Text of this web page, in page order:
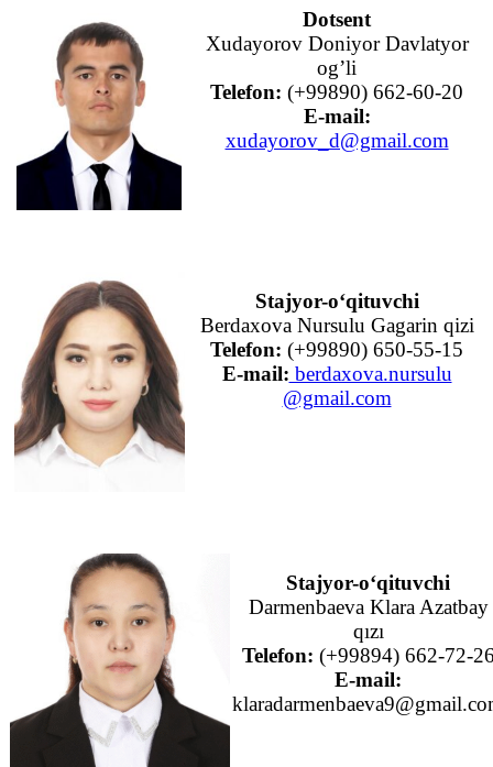
Dotsent
Xudayorov Doniyor Davlatyor
og’li
Telefon: (+99890) 662-60-20
E-mail:
xudayorov_d@gmail.com
Stajyor-o‘qituvchi
Berdaxova Nursulu Gagarin qizi
Telefon: (+99890) 650-55-15
E-mail: berdaxova.nursulu
@gmail.com
Stajyor-o‘qituvchi
Darmenbaeva Klara Azatbay
qızı
Telefon: (+99894) 662-72-
E-mail: